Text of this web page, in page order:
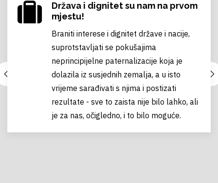
Država i dignitet su nam na prvom
mjestu!
Braniti interese i dignitet države i nacije,
suprotstavljati se pokušajima
neprincipijelne paternalizacije koja je
dolazila iz susjednih zemalja, a u isto
vrijeme sarađivati s njima i postizati
rezultate - sve to zaista nije bilo lahko, ali
je za nas, očigledno, i to bilo moguće.